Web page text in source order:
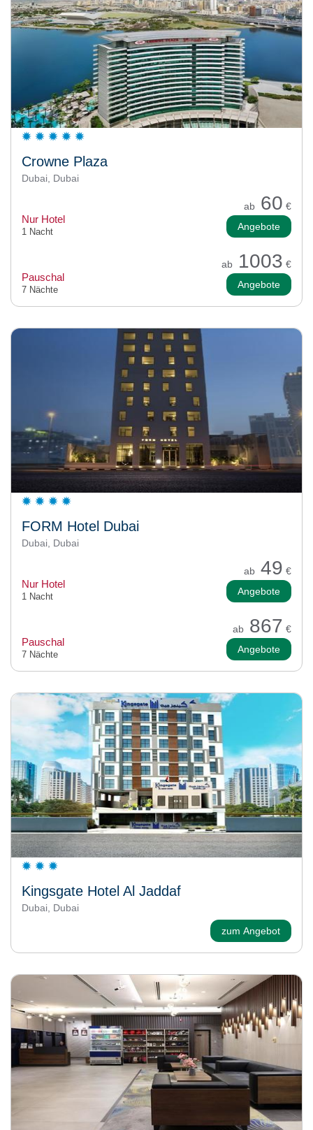
Crowne Plaza
Dubai, Dubai
ab 60 €
Nur Hotel
1 Nacht Angebote
ab 1003 €
Pauschal
7 Nächte Angebote
FORM Hotel Dubai
Dubai, Dubai
ab 49 €
Nur Hotel
1 Nacht Angebote
ab 867 €
Pauschal
7 Nächte Angebote
Kingsgate Hotel Al Jaddaf
Dubai, Dubai
zum Angebot